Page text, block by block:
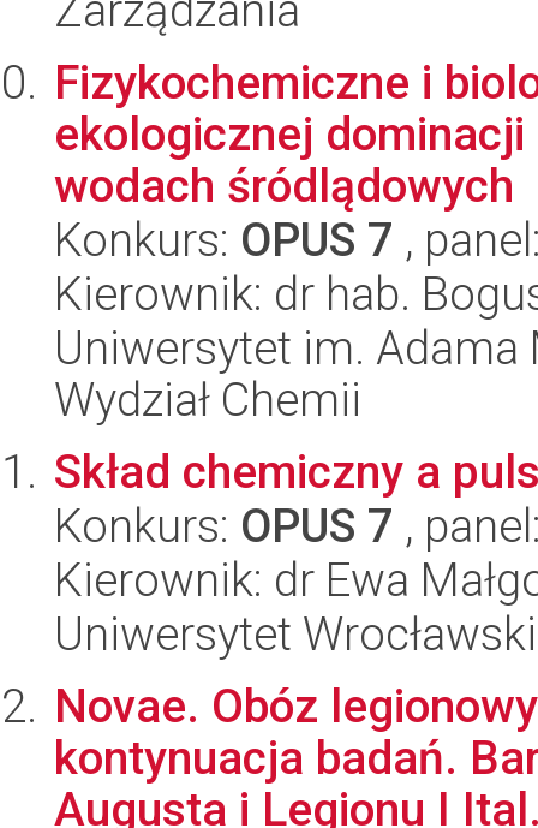
Fizykochemiczne i
ekologicznej
wodach śródlądowych
Konkurs: OPUS 7 ,
Kierownik: dr hab.
Uniwersytet im.
Wydział Chemii
Skład chemiczny a
Konkurs: OPUS 7 ,
Kierownik: dr Ewa
Uniwersytet
Novae. Obóz
kontynuacja badań.
Augusta i Legionu I